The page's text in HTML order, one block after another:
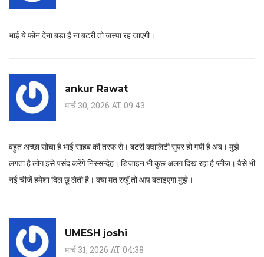
भाई ये फोन देना बड़ा है ना बटरी तो जस्पा रह जाएगी।
ankur Rawat
मार्च 30, 2026 AT 09:43
बहुत अच्छा सोचा है भाई साहब की तरफ से। बटरी क्वालिटी सुपर हो गयी है अब। मुझे
लगता है लोग इसे पसंद करेंगे निस्सन्देह। डिजाइन भी कुछ अलग दिख रहा है प्लीज। वैसे भी
नई चीजें हमेशा दिल छू लेती है। क्या मत रखूँ तो आप बताइएगा मुझे।
UMESH joshi
मार्च 31, 2026 AT 04:38